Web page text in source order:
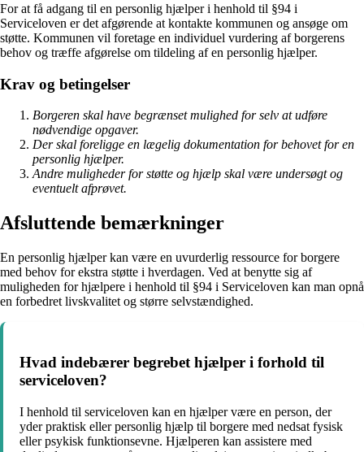
For at få adgang til en personlig hjælper i henhold til §94 i
Serviceloven er det afgørende at kontakte kommunen og ansøge om
støtte. Kommunen vil foretage en individuel vurdering af borgerens
behov og træffe afgørelse om tildeling af en personlig hjælper.
Krav og betingelser
Borgeren skal have begrænset mulighed for selv at udføre
nødvendige opgaver.
Der skal foreligge en lægelig dokumentation for behovet for en
personlig hjælper.
Andre muligheder for støtte og hjælp skal være undersøgt og
eventuelt afprøvet.
Afsluttende bemærkninger
En personlig hjælper kan være en uvurderlig ressource for borgere
med behov for ekstra støtte i hverdagen. Ved at benytte sig af
muligheden for hjælpere i henhold til §94 i Serviceloven kan man opnå
en forbedret livskvalitet og større selvstændighed.
Hvad indebærer begrebet hjælper i forhold til
serviceloven?
I henhold til serviceloven kan en hjælper være en person, der
yder praktisk eller personlig hjælp til borgere med nedsat fysisk
eller psykisk funktionsevne. Hjælperen kan assistere med